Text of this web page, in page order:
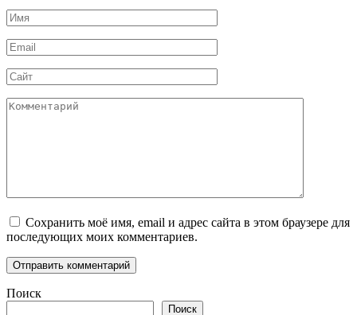
Имя
*
Email
*
Сайт
Комментарий
Сохранить моё имя, email и адрес сайта в этом браузере для
последующих моих комментариев.
Поиск
Поиск